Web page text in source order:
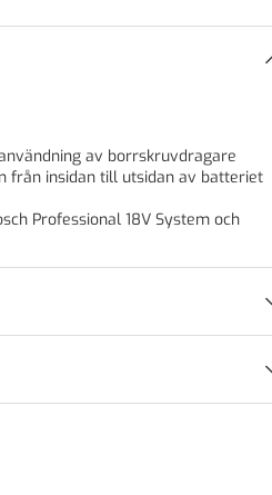
av borrskruvdragare
från insidan till utsidan av batteriet
Professional 18V System och